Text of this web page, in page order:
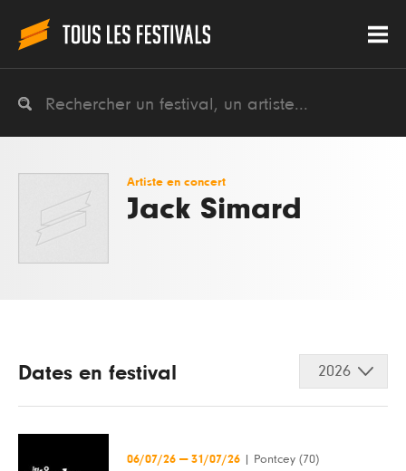
Artiste en concert
Jack Simard
Dates en festival 2026
06/07/26 — 31/07/26 Pontcey (70)